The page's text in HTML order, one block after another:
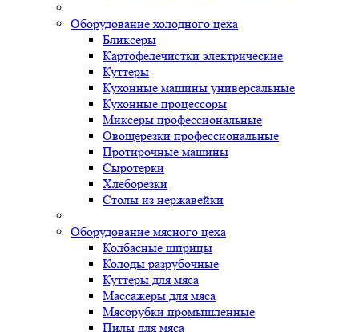
Оборудование холодного цеха
Бликсеры
Картофелечистки электрические
Куттеры
Кухонные машины универсальные
Кухонные процессоры
Миксеры профессиональные
Овощерезки профессиональные
Протирочные машины
Сыротерки
Хлеборезки
Столы из нержавейки
Оборудование мясного цеха
Колбасные шприцы
Колоды разрубочные
Куттеры для мяса
Массажеры для мяса
Мясорубки промышленные
Пилы для мяса